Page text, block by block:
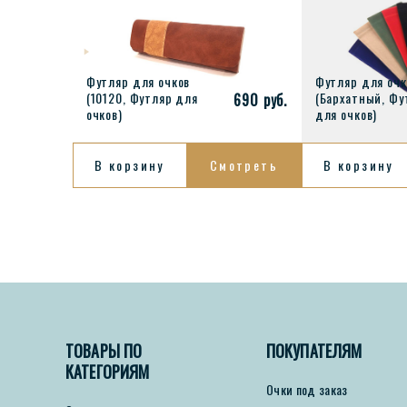
Футляр для очков
(10120, Футляр для
очков)
690 руб.
В корзину Смотреть
очков)
Добавить в корзину
Футляр для
(Бархатный,
для очков)
В корзину
ТОВАРЫ ПО
КАТЕГОРИЯМ
ПОКУПАТЕЛЯМ
Очки под заказ